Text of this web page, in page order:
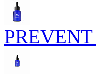
PREVENT